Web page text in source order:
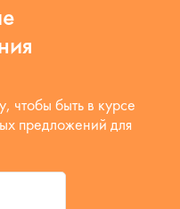
чтобы быть в курсе
предложений для